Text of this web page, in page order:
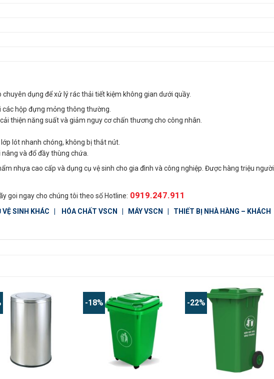
dụng để xử lý rác thải tiết kiệm không gian dưới quầy.
các hộp đựng mỏng thông thường.
thiện năng suất và giảm nguy cơ chấn thương cho công nhân.
lót nhanh chóng, không bị thắt nút.
và đổ đầy thùng chứa.
nhựa cao cấp và dụng cụ vệ sinh cho gia đình và công nghiệp. Được hàng triệu người
goi ngay cho chúng tôi theo số Hotline: 0919.247.911
VỆ SINH KHÁC HÓA CHẤT VSCN MÁY VSCN
THIẾT BỊ NHÀ HÀNG – KHÁCH
-18% -22%